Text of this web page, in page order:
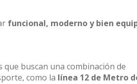
funcional, moderno y bien
buscan una combinación de
como la línea 12 de Metro